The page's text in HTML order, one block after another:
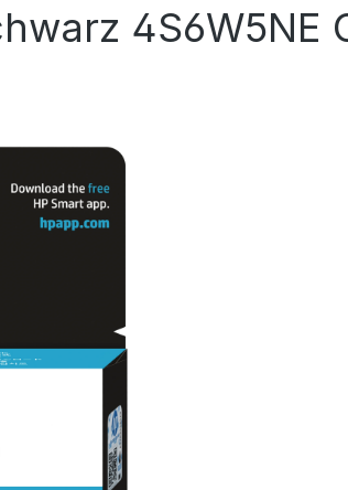
4S6W5NE